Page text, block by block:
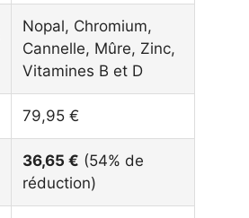
Nopal, Chromium,
Cannelle, Mûre, Zinc,
Vitamines B et D
79,95 €
36,65 € (54% de
réduction)